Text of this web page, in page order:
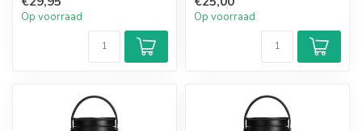
Op voorraad Op voorraad